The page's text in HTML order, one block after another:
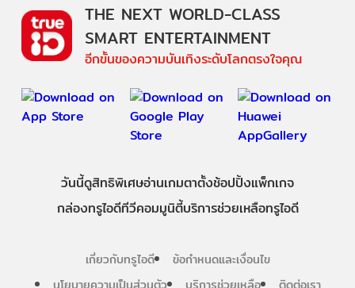
THE NEXT WORLD-CLASS
SMART ENTERTAINMENT
อีกขั้นของความบันเทิงระดับโลกตรงใจคุณ
วันนี้ดูสิทธิพิเศษอ่านเกมตาตั้งช้อปปิ้งแพ็กเกจ
กล่องทรูไอดีทีวีคอมมูนิตี้บริการช่วยเหลือทรูไอดี
เกี่ยวกับทรูไอดี
ข้อกำหนดและเงื่อนไข
นโยบายความเป็นส่วนตัว
บริการช่วยเหลือ ติดต่อเรา